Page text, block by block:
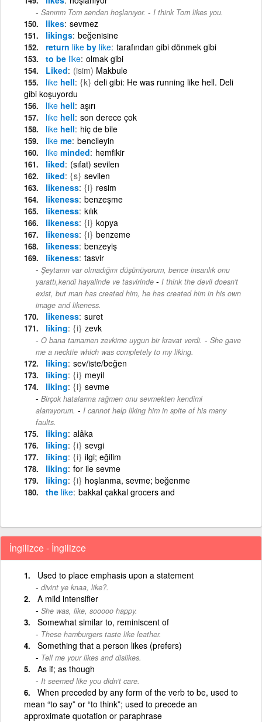
Sanırım Tom senden hoşlanıyor. - I think Tom likes you.
likes sevmez
likings beğenisine
return like by like tarafından gibi dönmek gibi
to be like olmak gibi
Liked (isim) Makbule
like hell {k} deli gibi: He was running like hell. Deli
gibi koşuyordu
like hell aşırı
like hell son derece çok
like hell hiç de bile
like me bencileyin
like minded hemfikir
liked (sıfat) sevilen
liked {s} sevilen
likeness {i} resim
likeness benzeşme
likeness kılık
likeness {i} kopya
likeness {i} benzeme
likeness benzeyiş
likeness tasvir
Şeytanın var olmadığını düşünüyorum, bence insanlık onu
yarattı,kendi hayalinde ve tasvirinde - I think the devil doesn't
exist, but man has created him, he has created him in his own
image and likeness.
likeness suret
liking {i} zevk
O bana tamamen zevkime uygun bir kravat verdi. - She gave
me a necktie which was completely to my liking.
liking sev/iste/beğen
liking {i} meyil
liking {i} sevme
Birçok hatalarına rağmen onu sevmekten kendimi
alamıyorum. - I cannot help liking him in spite of his many
faults.
liking alâka
liking {i} sevgi
liking {i} ilgi; eğilim
liking for ile sevme
liking {i} hoşlanma, sevme; beğenme
the like bakkal çakkal grocers and
İngilizce - İngilizce
Used to place emphasis upon a statement
divint ye knaa, like?.
A mild intensifier
She was, like, sooooo happy.
Somewhat similar to, reminiscent of
These hamburgers taste like leather.
Something that a person likes (prefers)
Tell me your likes and dislikes.
As if; as though
It seemed like you didn't care.
When preceded by any form of the verb to be, used to
mean “to say” or “to think”; used to precede an
approximate quotation or paraphrase